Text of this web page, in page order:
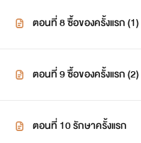
ตอนที่ 8 ซื้อของครั้งแรก (1)
ตอนที่ 9 ซื้อของครั้งแรก (2)
ตอนที่ 10 รักษาครั้งแรก